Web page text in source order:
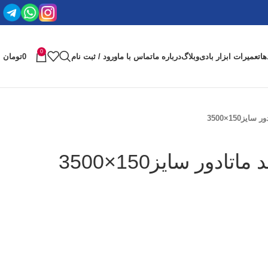
تعمیرات ابزار بادیوبلاگدرباره ماتماس با ماورود / ثبت نام
0
0تومان
سایز150×3500